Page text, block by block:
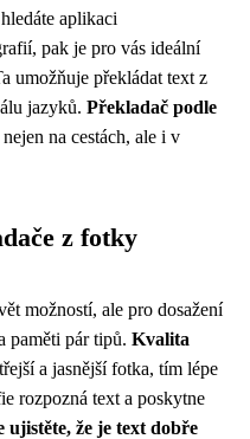
aplikaci
pak je pro vás ideální
umožňuje překládat text z
jazyků. Překladač podle
na cestách, ale i v
z fotky
možností, ale pro dosažení
paměti pár tipů. Kvalita
a jasnější fotka, tím lépe
rozpozná text a poskytne
ujistěte, že je text dobře